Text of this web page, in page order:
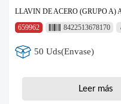
LLAVIN DE ACERO (GRUPO A)
659962
8422513678170
50 Uds(Envase)
Leer más